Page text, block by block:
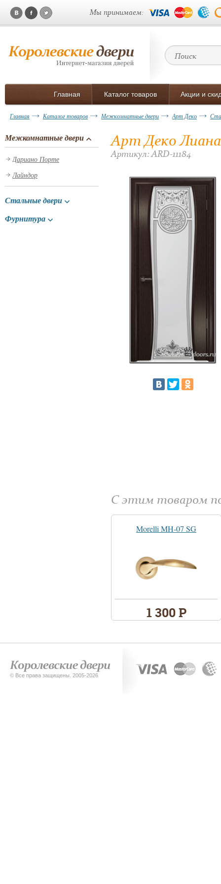
Мы принимаем:
Главная Каталог товаров Акции и
Главная Каталог товаров Межкомнатные двери Арт Деко
Межкомнатные двери
Дариано Порте
Лайндор
Стальные двери
Фурнитура
Арт Деко
Артикул: ARD-11184
С этим товаром
Morelli MH-07 SG
1 300 Р
© Все права защищены. 2005-2026